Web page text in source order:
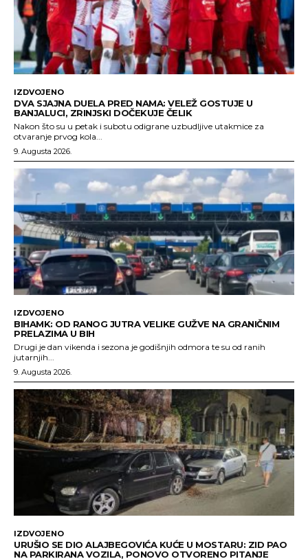
IZDVOJENO
DVA SJAJNA DUELA PRED NAMA: VELEŽ GOSTUJE U
BANJALUCI, ZRINJSKI DOČEKUJE ČELIK
Nakon što su u petak i subotu odigrane uzbudljive utakmice za
otvaranje prvog kola...
9. Augusta 2026.
IZDVOJENO
BIHAMK: OD RANOG JUTRA VELIKE GUŽVE NA GRANIČNIM
PRELAZIMA U BIH
Drugi je dan vikenda i sezona je godišnjih odmora te su od ranih
jutarnjih...
9. Augusta 2026.
IZDVOJENO
URUŠIO SE DIO ALAJBEGOVIĆA KUĆE U MOSTARU: ZID PAO
NA PARKIRANA VOZILA, PONOVO OTVORENO PITANJE